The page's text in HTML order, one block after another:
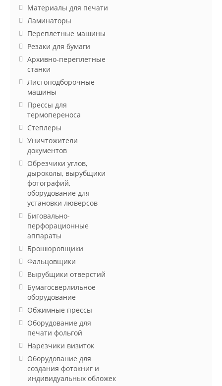
Материалы для печати
Ламинаторы
Переплетные машины
Резаки для бумаги
Архивно-переплетные
станки
Листоподборочные
машины
Прессы для
термопереноса
Степлеры
Уничтожители
документов
Обрезчики углов,
дыроколы, вырубщики
фотографий,
оборудование для
установки люверсов
Биговально-
перфорационные
аппараты
Брошюровщики
Фальцовщики
Вырубщики отверстий
Бумагосверлильное
оборудование
Обжимные прессы
Оборудование для
печати фольгой
Нарезчики визиток
Оборудование для
создания фотокниг и
индивидуальных обложек